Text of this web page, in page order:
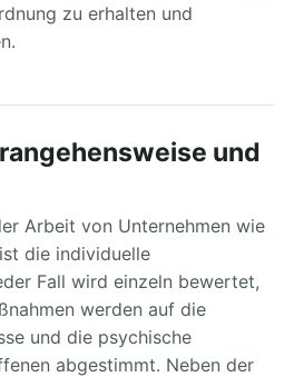
zu erhalten und
und
Arbeit von Unternehmen wie
die individuelle
Fall wird einzeln bewertet,
werden auf die
und die psychische
abgestimmt. Neben der